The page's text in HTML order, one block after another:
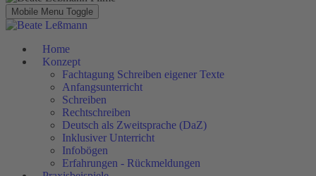
Mobile Menu Toggle
Home
Konzept
Fachtagung Schreiben eigener Texte
Anfangsunterricht
Schreiben
Rechtschreiben
Deutsch als Zweitsprache (DaZ)
Inklusiver Unterricht
Infobögen
Erfahrungen - Rückmeldungen